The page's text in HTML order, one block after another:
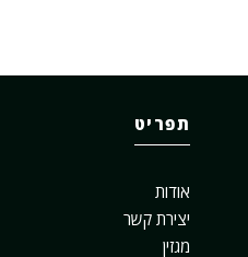
תפריט
אודות
יצירת קשר
מגזין